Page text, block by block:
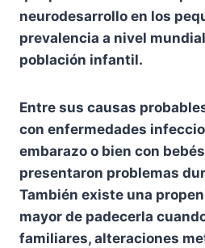
neurodesarrollo en los
prevalencia a nivel
población infantil.
Entre sus causas
con enfermedades
embarazo o bien con
presentaron problemas
También existe una
mayor de padecerla
familiares, alteraciones